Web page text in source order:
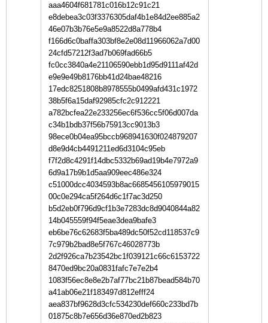
aaa4604f681781c016b12c91c21
e8debea3c03f3376305daf4b1e84d2ee885a2
46e07b3b76e5e9a8522d8a778b4
f166d6c0baffa303bf8e2e08d11966062a7d00
24cfd57212f3ad7b069fad66b5
fc0cc3840a4e21106590ebb1d95d9111af42d
e9e9e49b8176bb41d24bae48216
17edc8251808b8978555b0499afd431c1972
38b5f6a15daf92985cfc2c912221
a782bcfea22e233256ec6f536cc5f06d007da
c34b1bdb37f56b75913cc9013b3
98ece0b04ea95bccb968941630f024879207
d8e9d4cb4491211ed6d3104c95eb
f7f2d8c4291f14dbc5332b69ad19b4e7972a9
6d9a17b9b1d5aa909eec486e324
c51000dcc4034593b8ac6685456105979015
00c0e294ca5f264d6c1f7ac3d250
b5d2eb0f796d9cf1b3e7283dc8d9040844a82
14b045559f94f5eae3dea9bafe3
eb6be76c62683f5ba489dc50f52cd118537c9
7c979b2bad8e5f767c46028773b
2d2f926ca7b23542bc1f039121c66c6153722
8470ed9bc20a0831fafc7e7e2b4
1083f56ec8e8e2b7af77bc21b87bead584b70
a41ab06e21f183497d812efff24
aea837bf9628d3cfc534230def660c233bd7b
01875c8b7e656d36e870ed2b823